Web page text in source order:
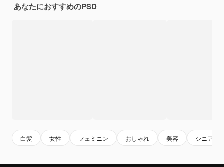
あなたにおすすめのPSD
白髪 女性 フェミニン おしゃれ 美容 シニア